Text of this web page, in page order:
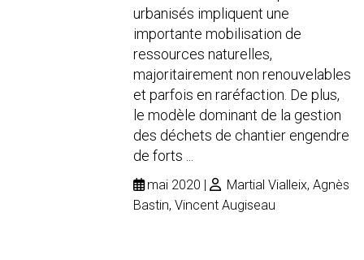
urbanisés impliquent une
importante mobilisation de
ressources naturelles,
majoritairement non renouvelables
et parfois en raréfaction. De plus,
le modèle dominant de la gestion
des déchets de chantier engendre
de forts ...
mai 2020
Martial Vialleix, Agnès
Bastin, Vincent Augiseau